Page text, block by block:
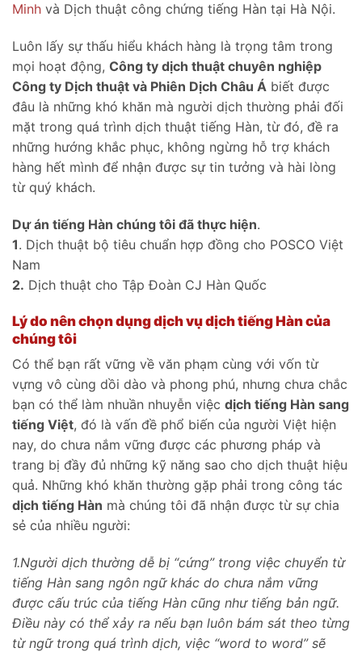
Minh và Dịch thuật công chứng tiếng Hàn tại Hà Nội.
Luôn lấy sự thấu hiểu khách hàng là trọng tâm trong
mọi hoạt động, Công ty dịch thuật chuyên nghiệp
Công ty Dịch thuật và Phiên Dịch Châu Á biết được
đâu là những khó khăn mà người dịch thường phải đối
mặt trong quá trình dịch thuật tiếng Hàn, từ đó, đề ra
những hướng khắc phục, không ngừng hỗ trợ khách
hàng hết mình để nhận được sự tin tưởng và hài lòng
từ quý khách.
Dự án tiếng Hàn chúng tôi đã thực hiện.
1. Dịch thuật bộ tiêu chuẩn hợp đồng cho POSCO Việt
Nam
2. Dịch thuật cho Tập Đoàn CJ Hàn Quốc
Lý do nên chọn dụng dịch vụ dịch tiếng Hàn của
chúng tôi
Có thể bạn rất vững về văn phạm cùng với vốn từ
vựng vô cùng dồi dào và phong phú, nhưng chưa chắc
bạn có thể làm nhuần nhuyễn việc dịch tiếng Hàn sang
tiếng Việt, đó là vấn đề phổ biến của người Việt hiện
nay, do chưa nắm vững được các phương pháp và
trang bị đầy đủ những kỹ năng sao cho dịch thuật hiệu
quả. Những khó khăn thường gặp phải trong công tác
dịch tiếng Hàn mà chúng tôi đã nhận được từ sự chia
sẻ của nhiều người:
1.Người dịch thường dễ bị “cứng” trong việc chuyển từ
tiếng Hàn sang ngôn ngữ khác do chưa nắm vững
được cấu trúc của tiếng Hàn cũng như tiếng bản ngữ.
Điều này có thể xảy ra nếu bạn luôn bám sát theo từng
từ ngữ trong quá trình dịch, việc “word to word” sẽ